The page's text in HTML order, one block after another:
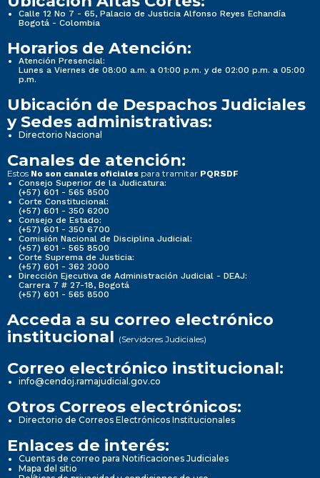
Calle 12 No 7 - 65, Palacio de Justicia Alfonso Reyes Echandía
Bogotá - Colombia
Horarios de Atención:
Atención Presencial:
Lunes a Viernes de 08:00 a.m. a 01:00 p.m. y de 02:00 p.m. a 05:00
p.m.
Ubicación de Despachos Judiciales
y Sedes administrativas:
Directorio Nacional
Canales de atención:
Estos No son canales oficiales para tramitar PQRSDF
Consejo Superior de la Judicatura:
(+57) 601 - 565 8500
Corte Constitucional:
(+57) 601 - 350 6200
Consejo de Estado:
(+57) 601 - 350 6700
Comisión Nacional de Disciplina Judicial:
(+57) 601 - 565 8500
Corte Suprema de Justicia:
(+57) 601 - 362 2000
Dirección Ejecutiva de Administración Judicial - DEAJ:
Carrera 7 # 27-18, Bogotá
(+57) 601 - 565 8500
Acceda a su correo electrónico
institucional (Servidores Judiciales)
Correo electrónico institucional:
info@cendoj.ramajudicial.gov.co
Otros Correos electrónicos:
Directorio de Correos Electrónicos Institucionales
Enlaces de interés:
Cuentas de correo para Notificaciones Judiciales
Mapa del sitio